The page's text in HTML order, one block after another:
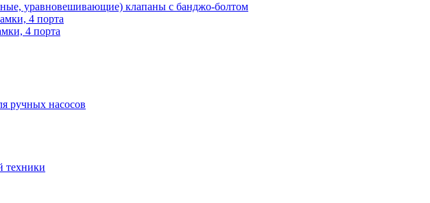
уравновешивающие) клапаны с банджо-болтом
4 порта
4 порта
ручных насосов
техники